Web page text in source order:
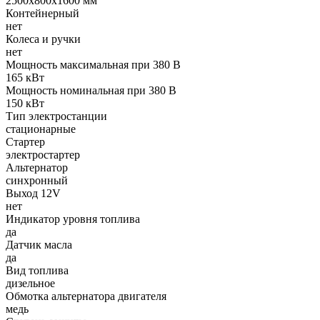
Контейнерный
нет
Колеса и ручки
нет
Мощность максимальная при 380 В
165 кВт
Мощность номинальная при 380 В
150 кВт
Тип электростанции
стационарные
Стартер
электростартер
Альтернатор
синхронный
Выход 12V
нет
Индикатор уровня топлива
да
Датчик масла
да
Вид топлива
дизельное
Обмотка альтернатора двигателя
медь